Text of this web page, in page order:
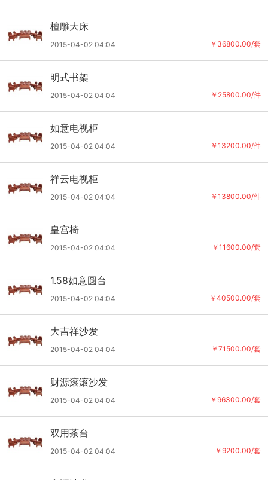
檀雕大床
￥36800.00/套
2015-04-02 04:04
明式书架
￥25800.00/件
2015-04-02 04:04
如意电视柜
￥13200.00/件
2015-04-02 04:04
祥云电视柜
￥13800.00/件
2015-04-02 04:04
皇宫椅
￥11600.00/套
2015-04-02 04:04
1.58如意圆台
￥40500.00/套
2015-04-02 04:04
大吉祥沙发
￥71500.00/套
2015-04-02 04:04
财源滚滚沙发
￥96300.00/套
2015-04-02 04:04
双用茶台
￥9200.00/套
2015-04-02 04:04